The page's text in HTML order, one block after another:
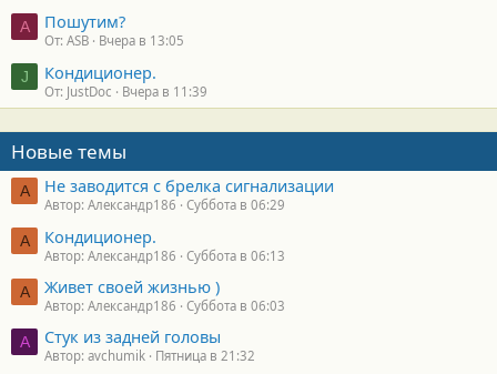
A Пошутим?
От: ASB Вчера в 13:05
J Кондиционер.
От: JustDoc Вчера в 11:39
Новые темы
А Не заводится с брелка сигнализации
Автор: Александр186 Суббота в 06:29
А Кондиционер.
Автор: Александр186 Суббота в 06:13
А Живет своей жизнью )
Автор: Александр186 Суббота в 06:03
A Стук из задней головы
Автор: avchumik Пятница в 21:32